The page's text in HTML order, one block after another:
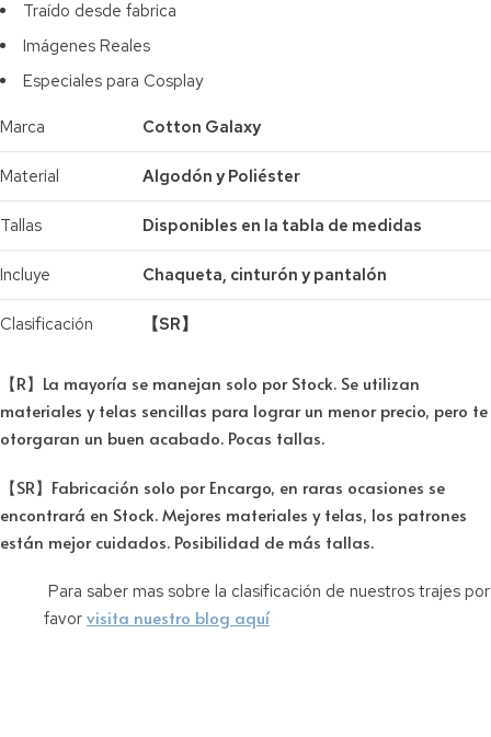
Traído desde fabrica
Imágenes Reales
Especiales para Cosplay
Marca Cotton Galaxy
Material Algodón y Poliéster
Tallas Disponibles en la tabla de medidas
Incluye Chaqueta, cinturón y pantalón
Clasificación 【SR】
【R】La mayoría se manejan solo por Stock. Se utilizan
materiales y telas sencillas para lograr un menor precio, pero te
otorgaran un buen acabado. Pocas tallas.
【SR】Fabricación solo por Encargo, en raras ocasiones se
encontrará en Stock. Mejores materiales y telas, los patrones
están mejor cuidados. Posibilidad de más tallas.
Para saber mas sobre la clasificación de nuestros trajes por
favor visita nuestro blog aquí